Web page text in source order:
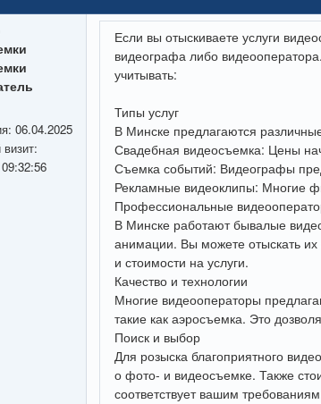
06.04.2025
Если вы отыскиваете услуги
видеографа либо
учитывать:
Типы услуг
В Минске предлагаются
Свадебная видеосъемка: Цены
Съемка событий: Видеографы
Рекламные видеоклипы: Многие
Профессиональные
В Минске работают бывалые
анимации. Вы можете отыскать их
и стоимости на услуги.
Качество и технологии
Многие видеооператоры
такие как аэросъемка. Это
Поиск и выбор
Для розыска благоприятного
о фото- и видеосъемке. Также
соответствует вашим